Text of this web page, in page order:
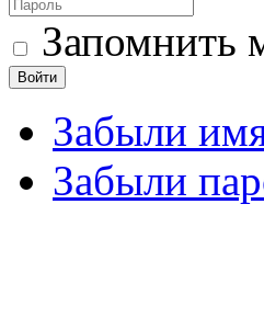
Запомнить
Войти
Забыли
Забыли